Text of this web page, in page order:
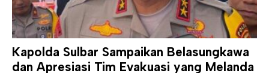
Kapolda Sulbar Sampaikan Belasungkawa
dan Apresiasi Tim Evakuasi yang Melanda